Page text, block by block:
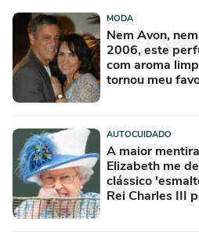
MODA
Nem Avon,
2006, este
com aroma
tornou meu
AUTOCUIDADO
A maior
Elizabeth me
clássico
Rei Charles III